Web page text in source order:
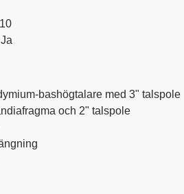
bashögtalare med 3" talspole
och 2" talspole